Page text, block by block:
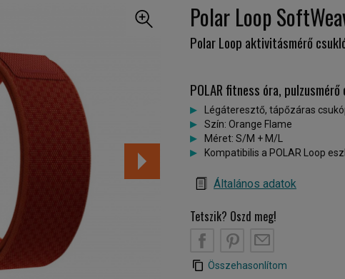
Polar Loop
Polar Loop aktivitásmérő
POLAR fitness óra, pulzusmérő
Légáteresztő, tápőzáras
Szín: Orange Flame
Méret: S/M + M/L
Kompatibilis a POLAR Loop
Általános adatok
Tetszik? Oszd meg!
Összehasonlítom